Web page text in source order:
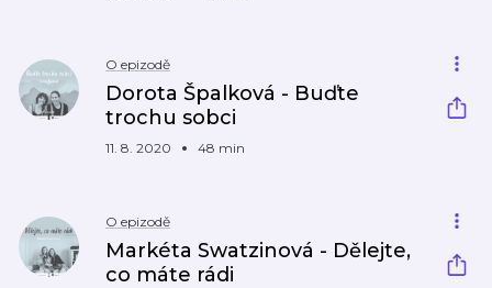
O epizodě
Dorota Špalková - Buďte
trochu sobci
11. 8. 2020 48 min
O epizodě
Markéta Swatzinová - Dělejte,
co máte rádi